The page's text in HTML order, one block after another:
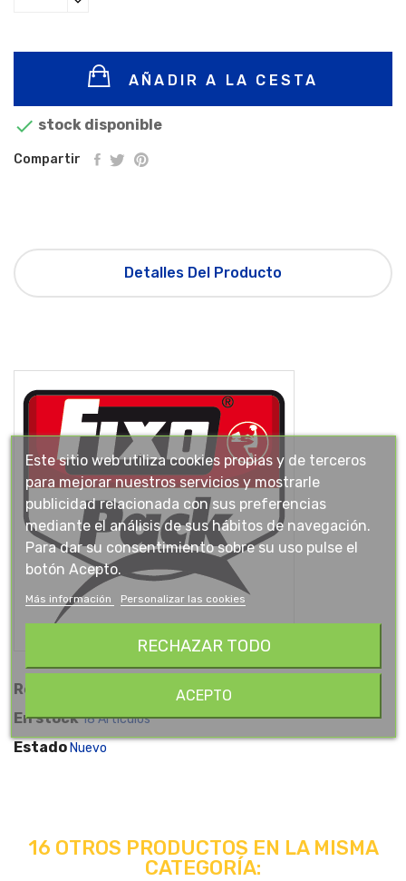
AÑADIR A LA CESTA
 stock disponible
Compartir
Detalles Del Producto
Referencia
En stock18 Artículos
Estado Nuevo
16 OTROS PRODUCTOS EN LA MISMA
CATEGORÍA:
Este sitio web utiliza cookies propias y de terceros
para mejorar nuestros servicios y mostrarle
publicidad relacionada con sus preferencias
mediante el análisis de sus hábitos de navegación.
Para dar su consentimiento sobre su uso pulse el
botón Acepto.
Más información Personalizar las cookies
RECHAZAR TODO
ACEPTO